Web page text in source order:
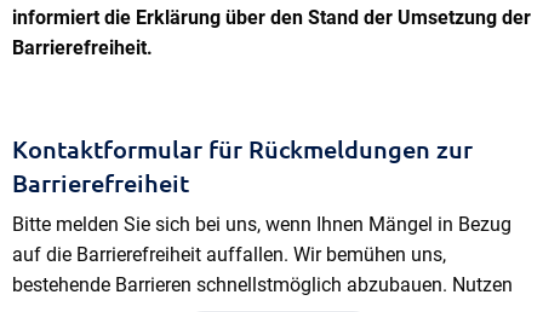
informiert die Erklärung über den Stand der Umsetzung der
Barrierefreiheit.
Kontaktformular für Rückmeldungen zur
Barrierefreiheit
Bitte melden Sie sich bei uns, wenn Ihnen Mängel in Bezug
auf die Barrierefreiheit auffallen. Wir bemühen uns,
bestehende Barrieren schnellstmöglich abzubauen. Nutzen